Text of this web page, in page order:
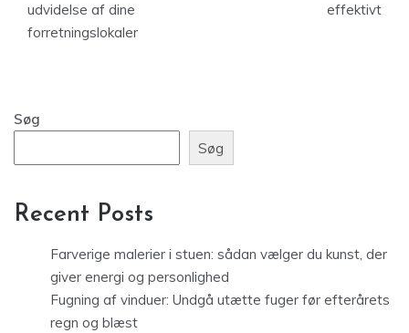
udvidelse af dine
forretningslokaler
effektivt
Søg
Søg
Recent Posts
Farverige malerier i stuen: sådan vælger du kunst, der
giver energi og personlighed
Fugning af vinduer: Undgå utætte fuger før efterårets
regn og blæst